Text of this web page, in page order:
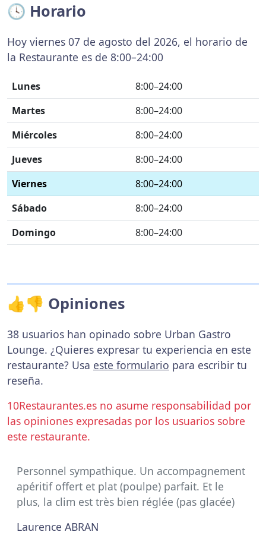
🕓 Horario
Hoy viernes 07 de agosto del 2026, el horario de
la Restaurante es de 8:00–24:00
Lunes
8:00–24:00
Martes
8:00–24:00
Miércoles
8:00–24:00
Jueves
8:00–24:00
Viernes
8:00–24:00
Sábado
8:00–24:00
Domingo
8:00–24:00
👍👎 Opiniones
38 usuarios han opinado sobre Urban Gastro
Lounge. ¿Quieres expresar tu experiencia en este
restaurante? Usa este formulario para escribir tu
reseña.
10Restaurantes.es no asume responsabilidad por
las opiniones expresadas por los usuarios sobre
este restaurante.
Personnel sympathique. Un accompagnement
apéritif offert et plat (poulpe) parfait. Et le
plus, la clim est très bien réglée (pas glacée)
Laurence ABRAN